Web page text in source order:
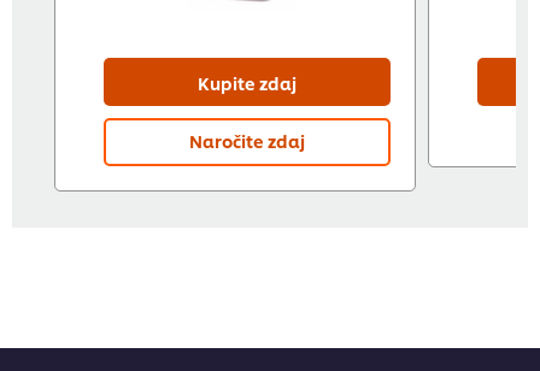
Kupite zdaj
Naročite zdaj